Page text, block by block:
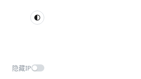
隐藏IP